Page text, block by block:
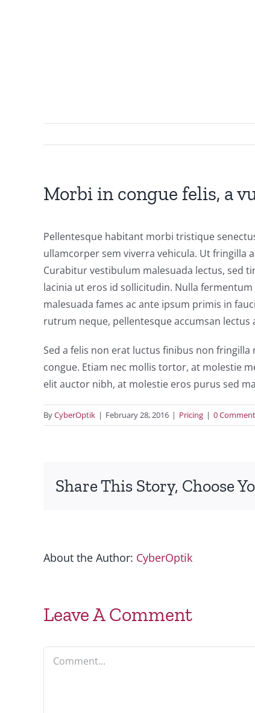
Morbi in congue felis, a
Pellentesque habitant morbi tristique
ullamcorper sem viverra vehicula. Ut fringilla
Curabitur vestibulum malesuada lectus, sed
lacinia ut eros id sollicitudin. Nulla
malesuada fames ac ante ipsum primis in
rutrum neque, pellentesque accumsan
Sed a felis non erat luctus finibus non
congue. Etiam nec mollis tortor, at molestie
elit auctor nibh, at molestie eros purus sed
ByCyberOptik | February 28, 2016 | Pricing | 0
Share This Story, Choose
About the Author: CyberOptik
Leave A Comment
Comment